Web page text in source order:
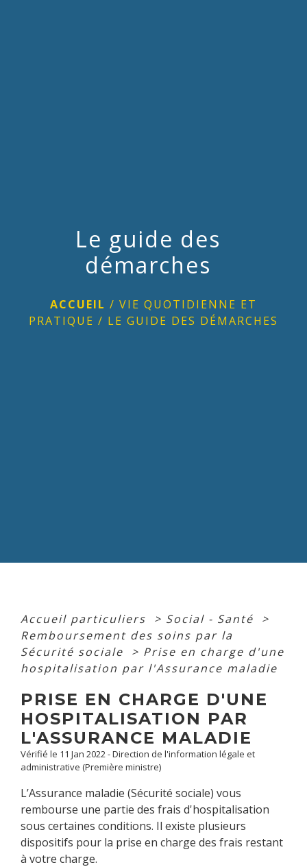
Le guide des
démarches
ACCUEIL / VIE QUOTIDIENNE ET
PRATIQUE / LE GUIDE DES DÉMARCHES
Accueil particuliers > Social - Santé
>
Remboursement des soins par la
Sécurité sociale
> Prise en charge d'une
hospitalisation par l'Assurance maladie
PRISE EN CHARGE D'UNE
HOSPITALISATION PAR
L'ASSURANCE MALADIE
Vérifié le 11 Jan 2022 - Direction de l'information légale et
administrative (Première ministre)
L’Assurance maladie (Sécurité sociale) vous
rembourse une partie des frais d'hospitalisation
sous certaines conditions. Il existe plusieurs
dispositifs pour la prise en charge des frais restant
à votre charge.